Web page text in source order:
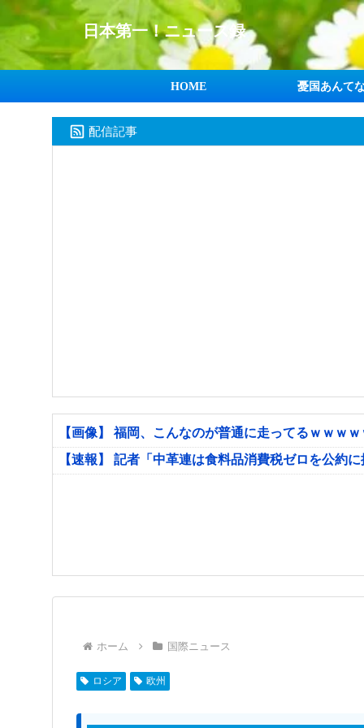
日本第一！ニュース録
HOME 憂国あんて
配信記事
【画像】 福岡、こんなのが普通に走ってるｗｗｗ
【速報】 記者「中革連は食料品消費税ゼロを公約
ホーム 国際ニュース
ロシア 欧州